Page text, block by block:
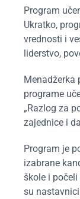
Program
Ukratko,
vrednosti i
liderstvo,
Menadžerka
programe
„Razlog za
zajednice i
Program je
izabrane
škole i
su